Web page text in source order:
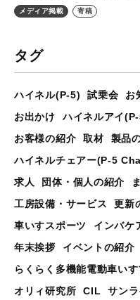
メディア掲載 寄稿
タグ
ハイネル(P-5) 試乗会 お
お出かけ
ハイネルアイ
お客様の紹介
取材
製品
ハイネルチェアー(P-5
求人
団体・個人の紹介
工房設備・サービス
更新
車いすスポーツ
インバケ
年末挨拶
イベントの紹介
らくらく多機能電動車い
オリィ研究所
CIL
サン